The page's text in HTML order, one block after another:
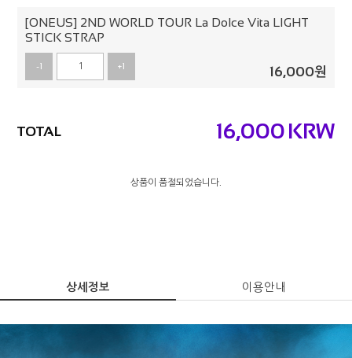
[ONEUS] 2ND WORLD TOUR La Dolce Vita LIGHT
STICK STRAP
+1
-1 16,000원
TOTAL 16,000 KRW
상품이 품절되었습니다.
상세정보 이용안내